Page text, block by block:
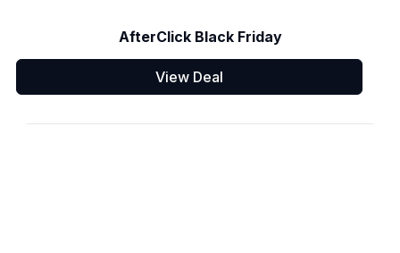
AfterClick Black Friday
View Deal